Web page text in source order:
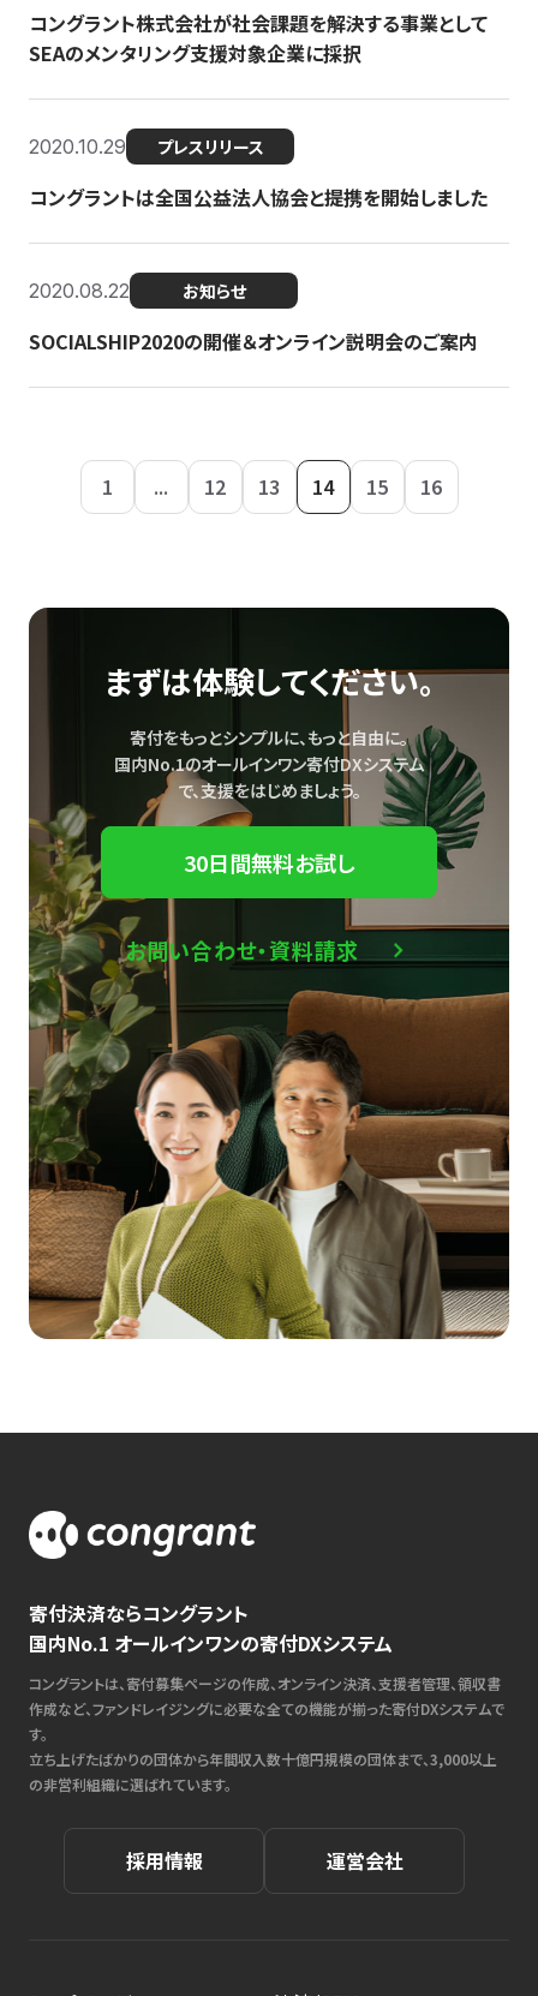
コングラント株式会社が社会課題を解決する事業として
SEAのメンタリング支援対象企業に採択
2020.10.29 プレスリリース
コングラントは全国公益法人協会と提携を開始しました
2020.08.22 お知らせ
SOCIALSHIP2020の開催＆オンライン説明会のご案内
1 ... 12 13 14 15 16
まずは体験してください。
寄付をもっとシンプルに、もっと自由に。
国内No.1のオールインワン寄付DXシステム
で、支援をはじめましょう。
30日間無料お試し
お問い合わせ・資料請求
寄付決済ならコングラント
国内No.1 オールインワンの寄付DXシステム
コングラントは、寄付募集ページの作成、オンライン決済、支援者管理、領収書
作成など、ファンドレイジングに必要な全ての機能が揃った寄付DXシステムで
す。
立ち上げたばかりの団体から年間収入数十億円規模の団体まで、3,000以上
の非営利組織に選ばれています。
採用情報 運営会社